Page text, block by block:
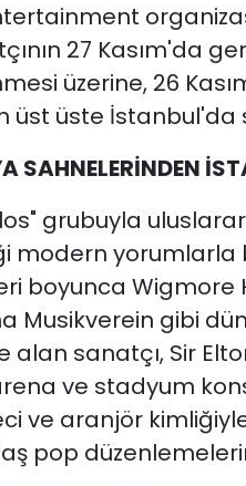
27 Kasım'da
üzerine, 26
üst üste İstanbul'da
SAHNELERİNDEN
grubuyla
modern yorumlarla
boyunca
Musikverein gibi
alan sanatçı, Sir
ve stadyum
ve aranjör
pop